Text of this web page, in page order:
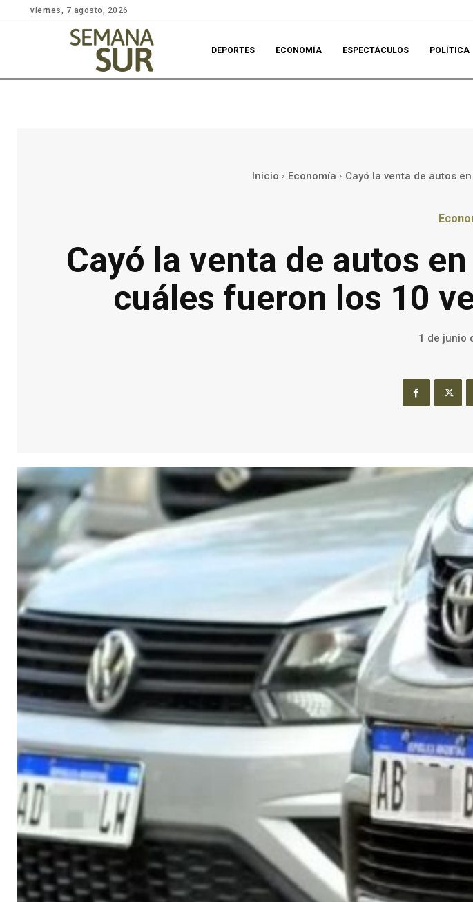
viernes, 7 agosto, 2026
DEPORTES ECONOMÍA ESPECTÁCULOS POLÍTICA
Inicio Economía Cayó la venta de autos
Cayó la venta de autos
cuáles fueron los 10
1 de junio